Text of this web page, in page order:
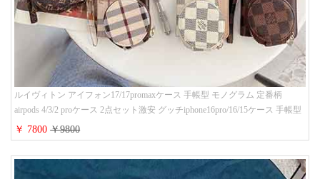
ルイヴィトン アイフォン17/17promaxケース 手帳型 モノグラム 定番柄
airpods 4/3/2 proケース 2点セット激安 グッチiphone16pro/16/15ケース 手帳型
財布カード入り 多機能 ハイ ブランド Galaxy S25/S24/S23手帳カバー おすす
め
￥ 7800￥9800